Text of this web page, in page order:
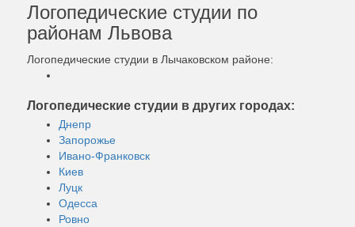
Логопедические студии по
районам Львова
Логопедические студии в Лычаковском районе:
Логопедические студии в других городах:
Днепр
Запорожье
Ивано-Франковск
Киев
Луцк
Одесса
Ровно